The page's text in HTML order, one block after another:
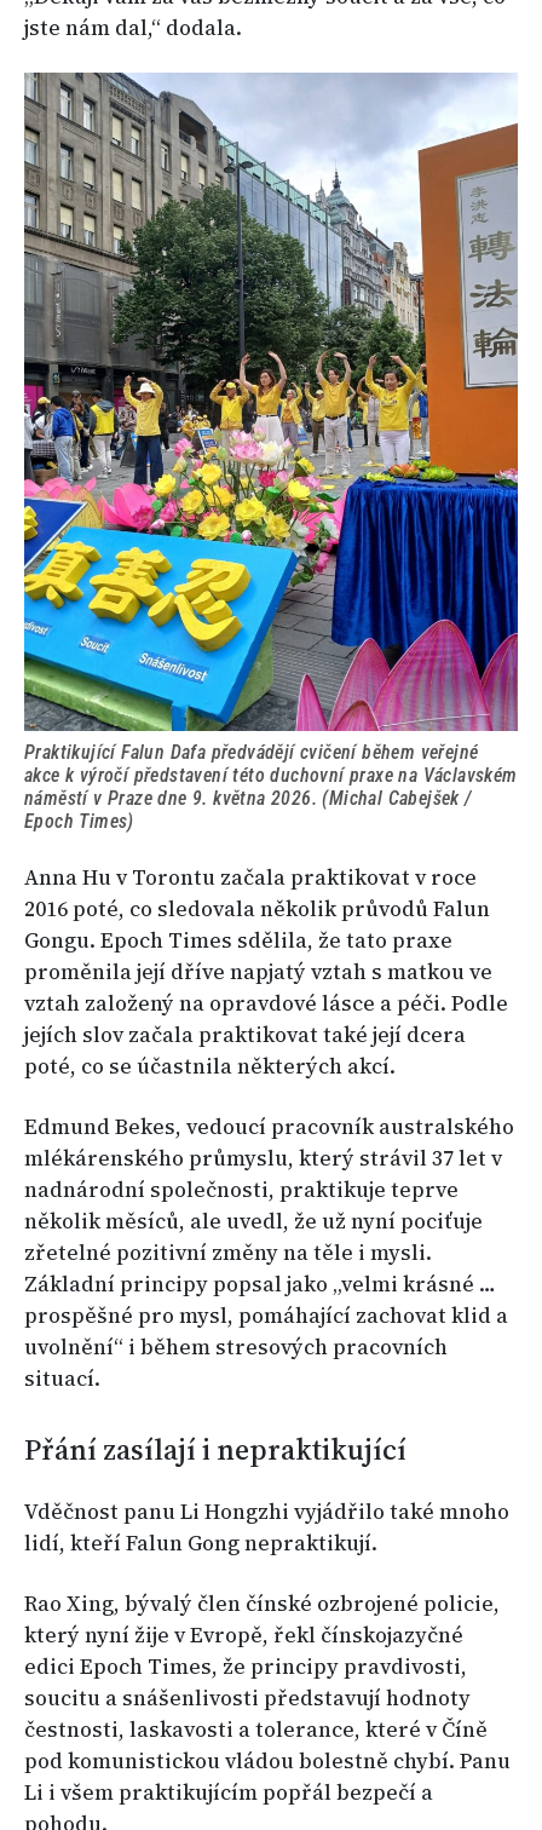
jste nám dal,“ dodala.
Praktikující Falun Dafa předvádějí cvičení během veřejné
akce k výročí představení této duchovní praxe na Václavském
náměstí v Praze dne 9. května 2026. (Michal Cabejšek /
Epoch Times)
Anna Hu v Torontu začala praktikovat v roce
2016 poté, co sledovala několik průvodů Falun
Gongu. Epoch Times sdělila, že tato praxe
proměnila její dříve napjatý vztah s matkou ve
vztah založený na opravdové lásce a péči. Podle
jejích slov začala praktikovat také její dcera
poté, co se účastnila některých akcí.
Edmund Bekes, vedoucí pracovník australského
mlékárenského průmyslu, který strávil 37 let v
nadnárodní společnosti, praktikuje teprve
několik měsíců, ale uvedl, že už nyní pociťuje
zřetelné pozitivní změny na těle i mysli.
Základní principy popsal jako „velmi krásné …
prospěšné pro mysl, pomáhající zachovat klid a
uvolnění“ i během stresových pracovních
situací.
Přání zasílají i nepraktikující
Vděčnost panu Li Hongzhi vyjádřilo také mnoho
lidí, kteří Falun Gong nepraktikují.
Rao Xing, bývalý člen čínské ozbrojené policie,
který nyní žije v Evropě, řekl čínskojazyčné
edici Epoch Times, že principy pravdivosti,
soucitu a snášenlivosti představují hodnoty
čestnosti, laskavosti a tolerance, které v Číně
pod komunistickou vládou bolestně chybí. Panu
Li i všem praktikujícím popřál bezpečí a
pohodu.